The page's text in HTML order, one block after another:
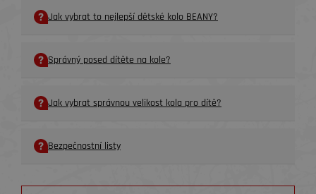
Jak vybrat to nejlepší dětské kolo BEANY?
Správný posed dítěte na kole?
Jak vybrat správnou velikost kola pro dítě?
Bezpečnostní listy